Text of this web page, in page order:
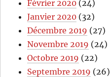
Février 2020 (24)
Janvier 2020 (32)
Décembre 2019 (27)
Novembre 2019 (24)
Octobre 2019 (22)
Septembre 2019 (26)